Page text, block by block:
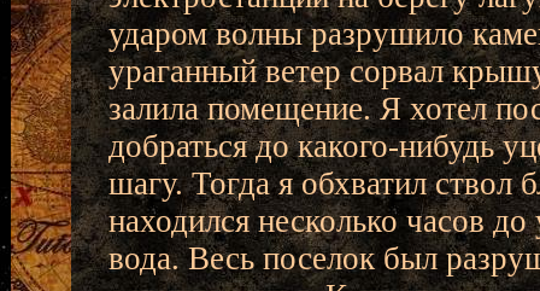
ударом волны разрушило
ураганный ветер сорвал
залила помещение. Я хотел
добраться до какого-нибудь
шагу. Тогда я обхватил
находился несколько часов
вода. Весь поселок был